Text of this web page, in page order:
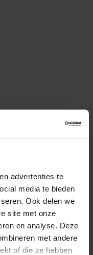
advertenties te
media te bieden
Ook delen we
site met onze
en analyse. Deze
met andere
of die ze hebben